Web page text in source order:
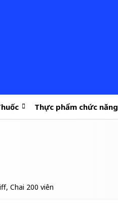
Thực phẩm chức năng
Chai 200 viên